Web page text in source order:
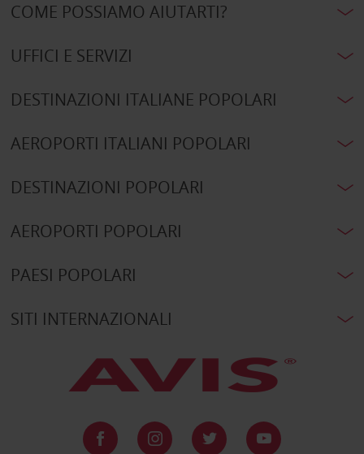
COME POSSIAMO AIUTARTI?
UFFICI E SERVIZI
DESTINAZIONI ITALIANE POPOLARI
AEROPORTI ITALIANI POPOLARI
DESTINAZIONI POPOLARI
AEROPORTI POPOLARI
PAESI POPOLARI
SITI INTERNAZIONALI